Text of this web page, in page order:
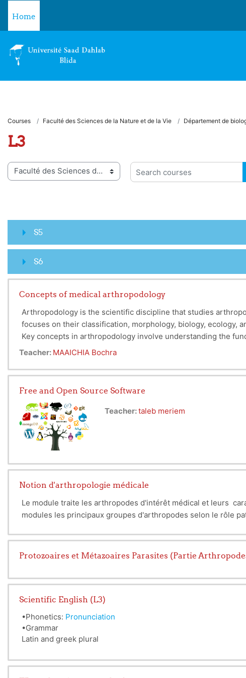
Home
Courses Faculté des Sciences de la Nature et de la Vie Département de
L3
Search courses
S5
S6
Concepts of medical arthropodology
Arthropodology is the scientific discipline that studies
focuses on their classification, morphology, biology, ecology,
Key concepts in arthropodology involve understanding the
and the process of molting that allows growth. The discipline
Arthropodology provides an essential scientific framework
Teacher: MAAICHIA Bochra
Free and Open Source Software
Teacher:taleb meriem
Notion d'arthropologie médicale
Le module traite les arthropodes d'intérêt médical et leurs
modules les principaux groupes d'arthropodes selon le rôle
Protozoaires et Métazoaires Parasites (Partie
Scientific English (L3)
•Phonetics: Pronunciation
•Grammar
Latin and greek plural
•Reading comprehension